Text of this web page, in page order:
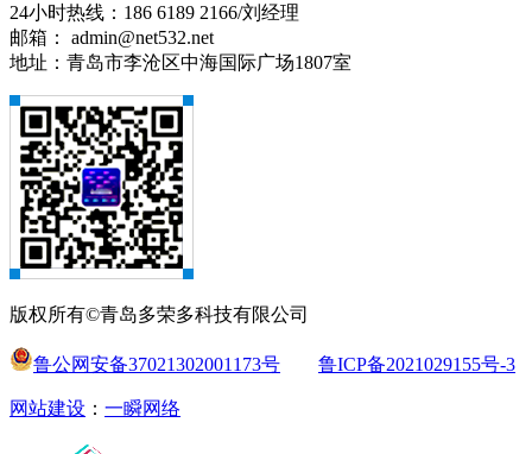
24小时热线：186 6189 2166/刘经理
邮箱： admin@net532.net
地址：青岛市李沧区中海国际广场1807室
版权所有©青岛多荣多科技有限公司
鲁公网安备37021302001173号 鲁ICP备2021029155号-3
网站建设 ： 一瞬网络